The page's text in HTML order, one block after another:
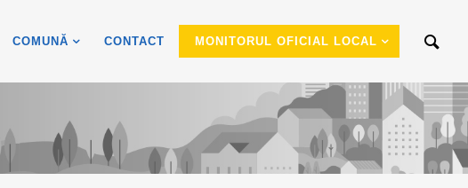
COMUNĂ CONTACT MONITORUL OFICIAL LOCAL